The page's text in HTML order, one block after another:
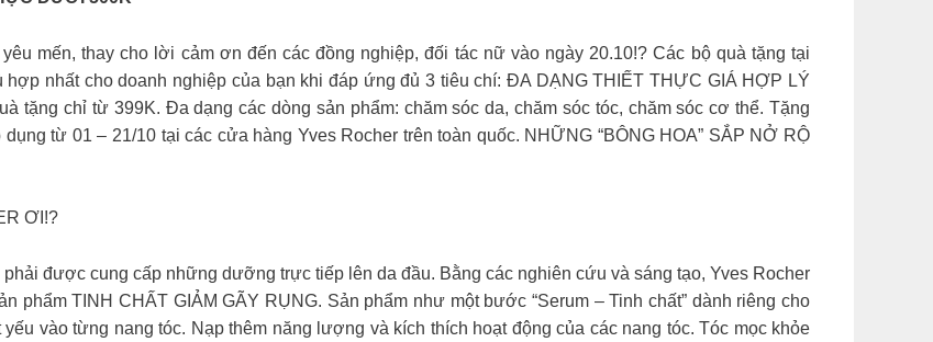
mến, thay cho lời cảm ơn đến các đồng nghiệp, đối tác nữ vào ngày 20.10!? Các bộ quà tặng tại
nhất cho doanh nghiệp của bạn khi đáp ứng đủ 3 tiêu chí: ĐA DẠNG THIẾT THỰC GIÁ HỢP LÝ
tặng chỉ từ 399K. Đa dạng các dòng sản phẩm: chăm sóc da, chăm sóc tóc, chăm sóc cơ thể. Tặng
từ 01 – 21/10 tại các cửa hàng Yves Rocher trên toàn quốc. NHỮNG “BÔNG HOA” SẮP NỞ RỘ
ƠI!?
được cung cấp những dưỡng trực tiếp lên da đầu. Bằng các nghiên cứu và sáng tạo, Yves Rocher
phẩm TINH CHẤT GIẢM GÃY RỤNG. Sản phẩm như một bước “Serum – Tinh chất” dành riêng cho
vào từng nang tóc. Nạp thêm năng lượng và kích thích hoạt động của các nang tóc. Tóc mọc khỏe